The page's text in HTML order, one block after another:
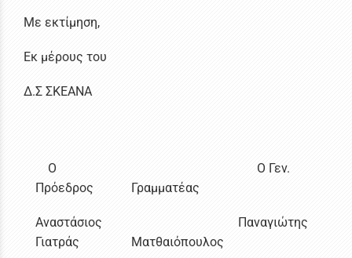
Με εκτίμηση,
Εκ μέρους του
Δ.Σ ΣΚΕΑΝΑ
Ο
Πρόεδρος
Αναστάσιος
Γιατράς
Ο Γεν.
Γραμματέας
Παναγιώτης
Ματθαιόπουλος